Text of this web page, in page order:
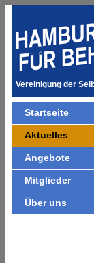
Vereinigung der
Startseite
Aktuelles
Angebote
Mitglieder
Über uns